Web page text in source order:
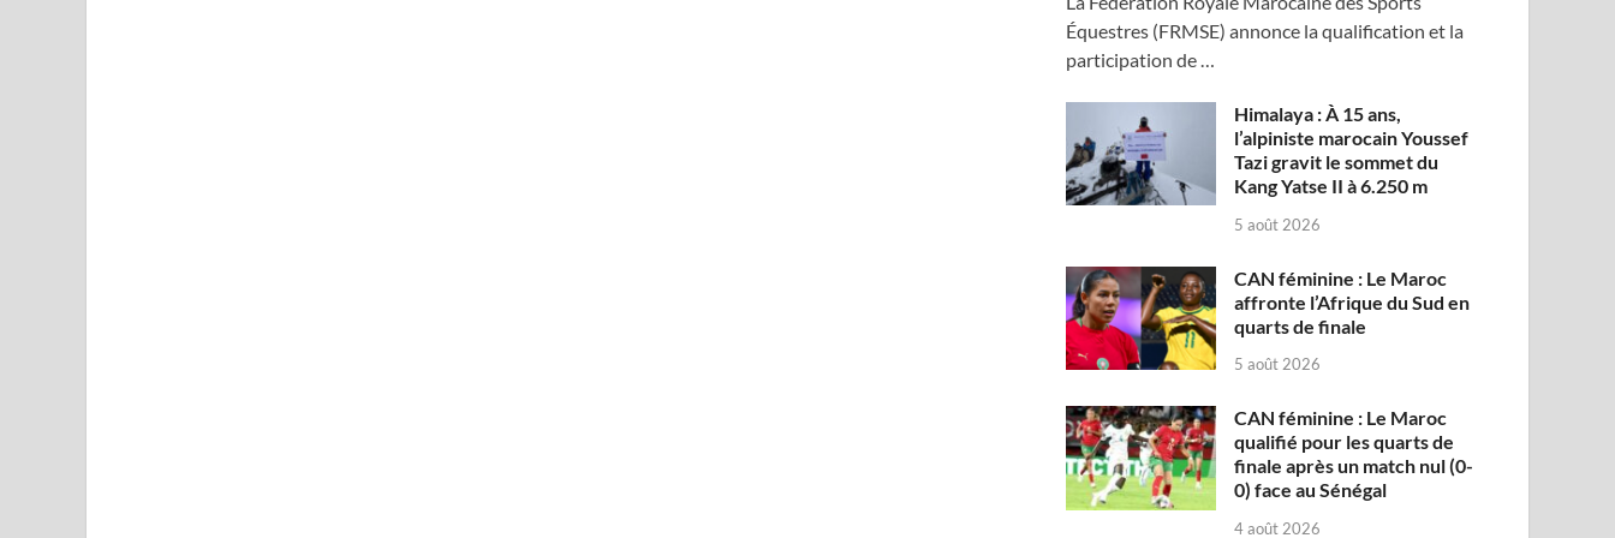
Équestres (FRMSE) annonce la qualification et la
participation de …
Himalaya : À 15 ans,
l’alpiniste marocain Youssef
Tazi gravit le sommet du
Kang Yatse II à 6.250 m
5 août 2026
CAN féminine : Le Maroc
affronte l’Afrique du Sud en
quarts de finale
5 août 2026
CAN féminine : Le Maroc
qualifié pour les quarts de
finale après un match nul (0-
0) face au Sénégal
4 août 2026